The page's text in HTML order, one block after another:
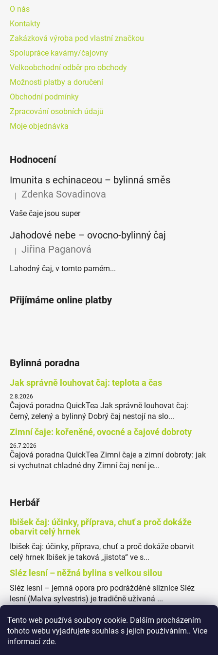
Tento web používá soubory cookie. Dalším procházením
tohoto webu vyjadřujete souhlas s jejich používáním.. Více
informací zde.
O nás
Kontakty
Zakázková výroba pod vlastní značkou
Spolupráce kavárny/čajovny
Velkoobchodní odběr pro obchody
Možnosti platby a doručení
Obchodní podmínky
Zpracování osobních údajů
Moje objednávka
Hodnocení
Imunita s echinaceou – bylinná směs
Hodnocení produktu je 5 z 5 hvězdiček.
| Zdenka Sovadinova
Vaše čaje jsou super
Jahodové nebe – ovocno-bylinný čaj
Hodnocení produktu je 5 z 5 hvězdiček.
| Jiřina Paganová
Lahodný čaj, v tomto parném...
Přijímáme online platby
Bylinná poradna
Jak správně louhovat čaj: teplota a čas
2.8.2026
Čajová poradna QuickTea Jak správně louhovat čaj:
černý, zelený a bylinný Dobrý čaj nestojí na slo...
Zimní čaje: kořeněné, ovocné a čajové dobroty
26.7.2026
Čajová poradna QuickTea Zimní čaje a zimní dobroty: jak
si vychutnat chladné dny Zimní čaj není je...
Herbář
Ibišek čaj: účinky, příprava, chuť a proč dokáže
obarvit celý hrnek
Ibišek čaj: účinky, příprava, chuť a proč dokáže obarvit
celý hrnek Ibišek je taková „jistota“ ve s...
Sléz lesní – něžná bylina s velkou silou
Sléz lesní – jemná opora pro podrážděné sliznice Sléz
lesní (Malva sylvestris) je tradičně užívaná ...